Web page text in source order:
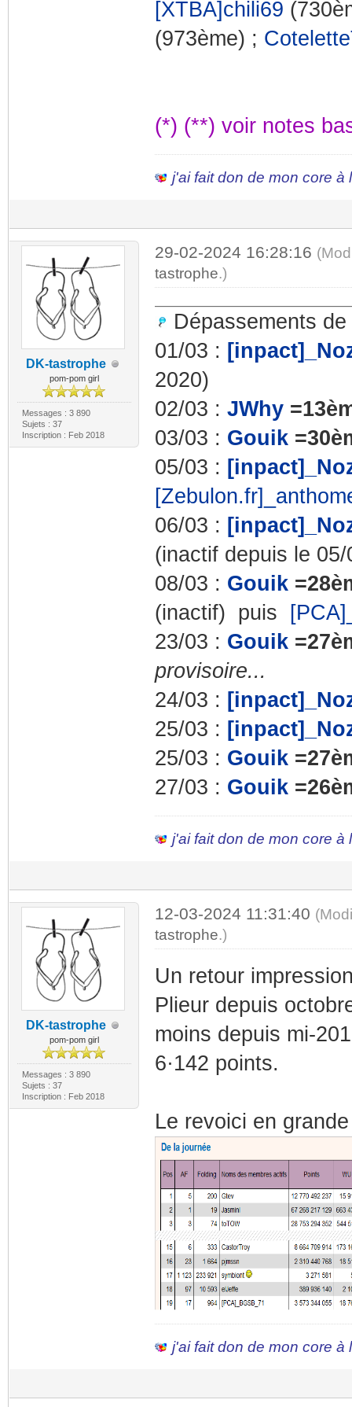
[XTBA]chili69
(973ème) ;
(*) (**) voir notes
j'ai fait don de mon core à
DK-tastrophe
pom-pom girl
Messages : 3 890
Sujets : 37
Inscription : Feb 2018
29-02-2024 16:28:16
tastrophe.)
Dépassements de
01/03 :
2020)
02/03 : JWhy
03/03 : Gouik
05/03 :
06/03 :
(inactif depuis le 05/
08/03 : Gouik
(inactif) puis
23/03 : Gouik
provisoire...
24/03 :
25/03 :
25/03 : Gouik
27/03 : Gouik
j'ai fait don de mon core à
DK-tastrophe
pom-pom girl
Messages : 3 890
Sujets : 37
Inscription : Feb 2018
12-03-2024 11:31:40
tastrophe.)
Un retour
Plieur depuis
moins depuis mi-
6·142 points.
Le revoici en
j'ai fait don de mon core à